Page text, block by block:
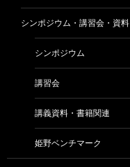
シンポジウム・講習会・資料
シンポジウム
講習会
講義資料・書籍関連
姫野ベンチマーク